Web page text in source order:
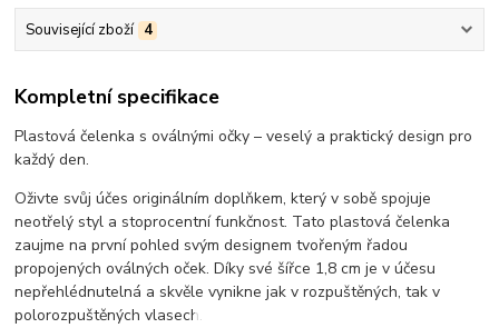
Související zboží 4
Kompletní specifikace
Plastová čelenka s oválnými očky – veselý a praktický design pro
každý den.
Oživte svůj účes originálním doplňkem, který v sobě spojuje
neotřelý styl a stoprocentní funkčnost. Tato plastová čelenka
zaujme na první pohled svým designem tvořeným řadou
propojených oválných oček. Díky své šířce 1,8 cm je v účesu
nepřehlédnutelná a skvěle vynikne jak v rozpuštěných, tak v
polorozpuštěných vlasech.